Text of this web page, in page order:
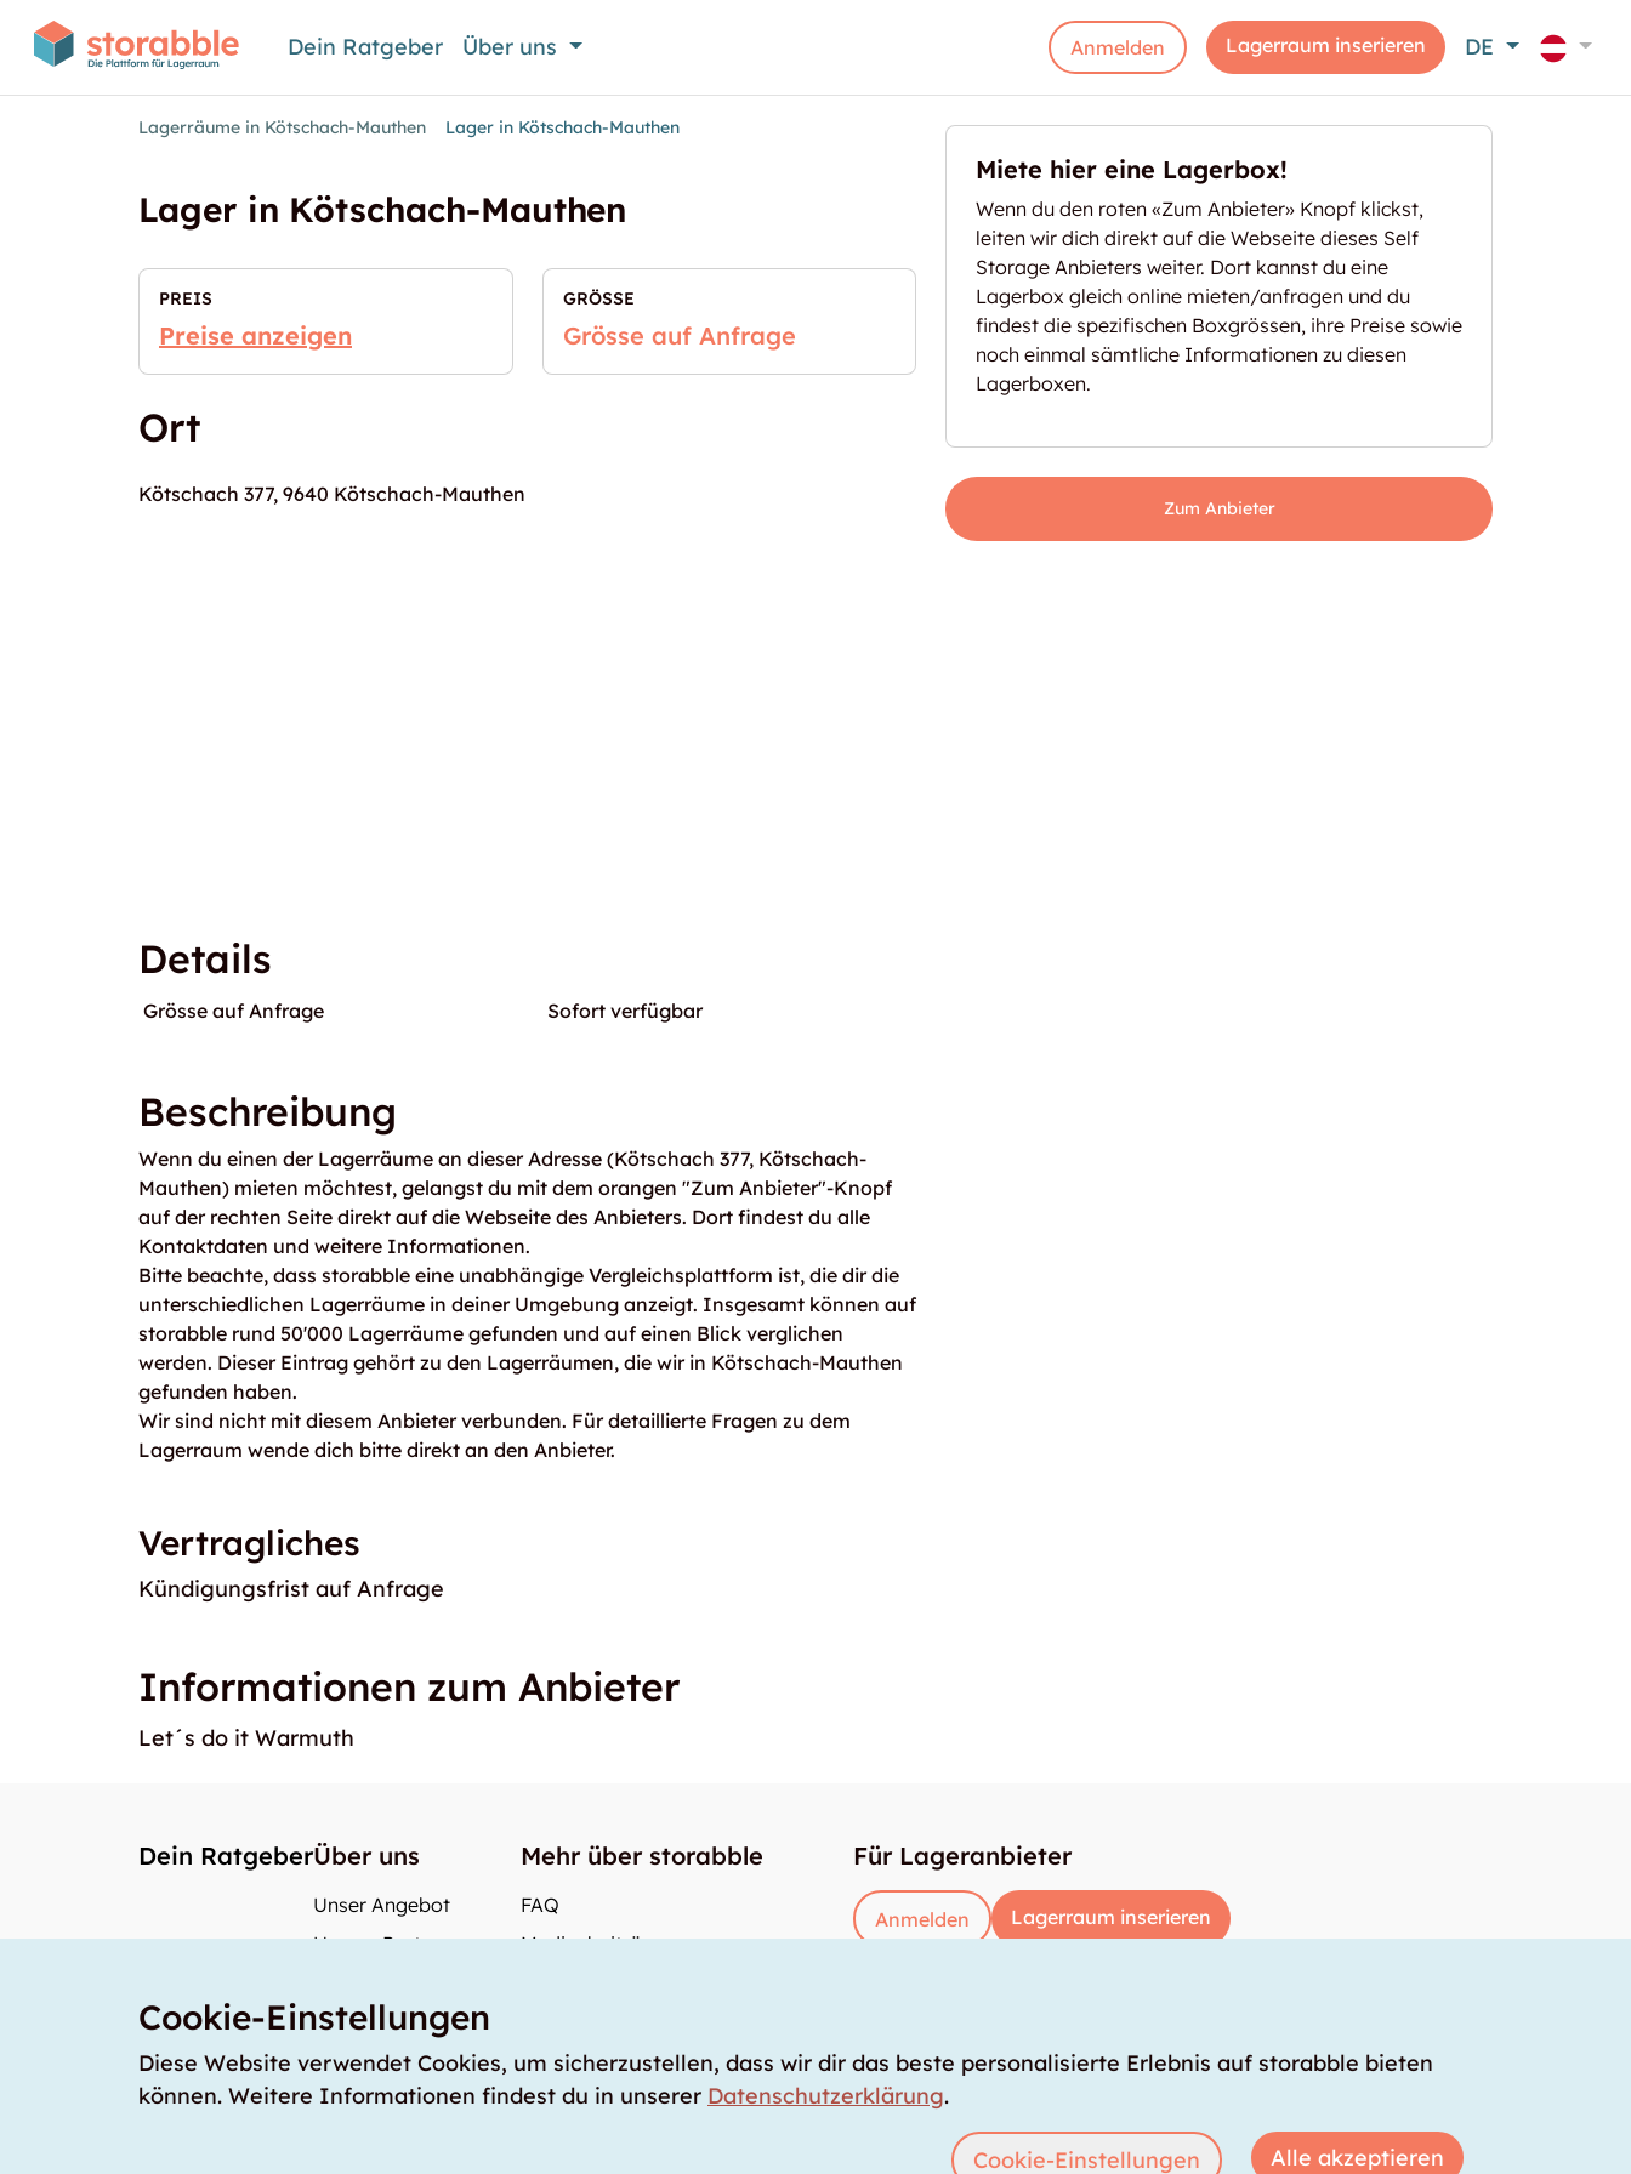
Dein Ratgeber Über uns Anmelden Lagerraum inserieren DE
Lagerräume in Kötschach-Mauthen Lager in Kötschach-Mauthen
Lager in Kötschach-Mauthen
PREIS
Preise anzeigen
GRÖSSE
Grösse auf Anfrage
Ort
Kötschach 377, 9640 Kötschach-Mauthen
Details
Grösse auf Anfrage Sofort verfügbar
Beschreibung
Wenn du einen der Lagerräume an dieser Adresse (Kötschach 377, Kötschach-
Mauthen) mieten möchtest, gelangst du mit dem orangen "Zum Anbieter"-Knopf
auf der rechten Seite direkt auf die Webseite des Anbieters. Dort findest du alle
Kontaktdaten und weitere Informationen.
Bitte beachte, dass storabble eine unabhängige Vergleichsplattform ist, die dir die
unterschiedlichen Lagerräume in deiner Umgebung anzeigt. Insgesamt können auf
storabble rund 50'000 Lagerräume gefunden und auf einen Blick verglichen
werden. Dieser Eintrag gehört zu den Lagerräumen, die wir in Kötschach-Mauthen
gefunden haben.
Wir sind nicht mit diesem Anbieter verbunden. Für detaillierte Fragen zu dem
Lagerraum wende dich bitte direkt an den Anbieter.
Vertragliches
Kündigungsfrist auf Anfrage
Informationen zum Anbieter
Let´s do it Warmuth
Miete hier eine Lagerbox!
Wenn du den roten «Zum Anbieter» Knopf klickst,
leiten wir dich direkt auf die Webseite dieses Self
Storage Anbieters weiter. Dort kannst du eine
Lagerbox gleich online mieten/anfragen und du
findest die spezifischen Boxgrössen, ihre Preise sowie
noch einmal sämtliche Informationen zu diesen
Lagerboxen.
Zum Anbieter
Dein RatgeberÜber uns
Unser Angebot
Unsere Partner
Unsere Preise
storabble Schweiz
storabble Deutschland
Mehr über storabble
FAQ
Medienbeiträge
Für Lageranbieter
Anmelden Lagerraum inserieren
Cookie-Einstellungen
Diese Website verwendet Cookies, um sicherzustellen, dass wir dir das beste personalisierte Erlebnis auf storabble bieten
können. Weitere Informationen findest du in unserer Datenschutzerklärung.
Cookie-Einstellungen Alle akzeptieren